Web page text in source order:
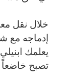
خلال نقل
إدماجه مع
يعلمك
تصبح